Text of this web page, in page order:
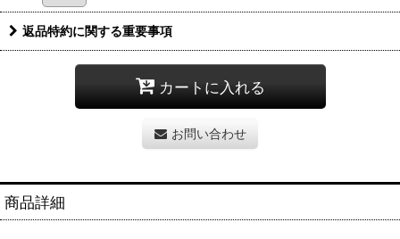
返品特約に関する重要事項
カートに入れる
お問い合わせ
商品詳細